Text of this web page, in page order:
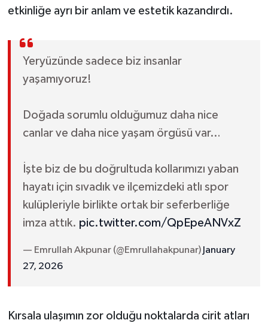
etkinliğe ayrı bir anlam ve estetik kazandırdı.
Yeryüzünde sadece biz insanlar
yaşamıyoruz!
Doğada sorumlu olduğumuz daha nice
canlar ve daha nice yaşam örgüsü var…
İşte biz de bu doğrultuda kollarımızı yaban
hayatı için sıvadık ve ilçemizdeki atlı spor
kulüpleriyle birlikte ortak bir seferberliğe
imza attık. pic.twitter.com/QpEpeANVxZ
— Emrullah Akpunar (@Emrullahakpunar) January
27, 2026
Kırsala ulaşımın zor olduğu noktalarda cirit atları